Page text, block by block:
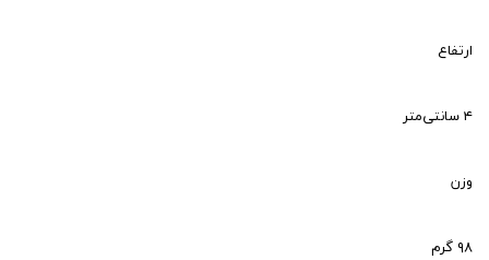
ارتفاع
۴ سانتی‌متر
وزن
۹۸ گرم